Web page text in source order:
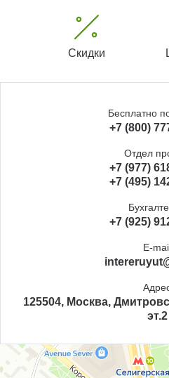
Скидки
Бесплатно
+7 (800)
Отдел
+7 (977)
+7 (495)
+7 (925)
E-
125504, Москва,
эт.2